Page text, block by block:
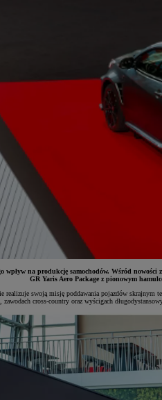
na produkcję samochodów. Wśród
GR Yaris Aero Package z pionowym
swoją misję poddawania pojazdów skrajnym
cross-country oraz wyścigach